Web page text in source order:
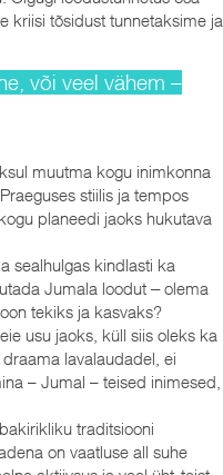
kriisi tõsidust tunnetaksime ja
või veel vähem –
muutma kogu inimkonna
stiilis ja tempos
planeedi jaoks hukutava
sealhulgas kindlasti ka
Jumala loodut ‒ olema
tekiks ja kasvaks?
usu jaoks, küll siis oleks ka
lavalaudadel, ei
– Jumal – teised inimesed,
traditsiooni
on vaatluse all suhe